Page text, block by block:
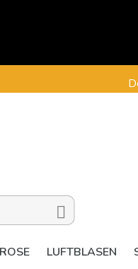

ROSE LUFTBLASEN